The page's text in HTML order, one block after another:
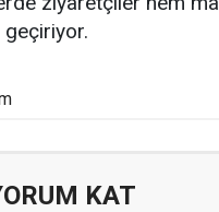
geçiriyor.
KAT